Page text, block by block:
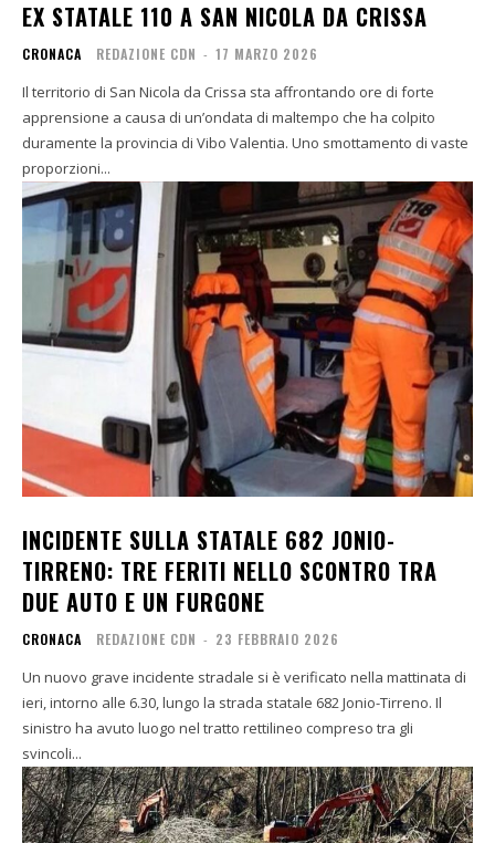
EX STATALE 110 A SAN NICOLA DA CRISSA
CRONACA REDAZIONE CDN - 17 MARZO 2026
Il territorio di San Nicola da Crissa sta affrontando ore di forte
apprensione a causa di un’ondata di maltempo che ha colpito
duramente la provincia di Vibo Valentia. Uno smottamento di vaste
proporzioni...
INCIDENTE SULLA STATALE 682 JONIO-
TIRRENO: TRE FERITI NELLO SCONTRO TRA
DUE AUTO E UN FURGONE
CRONACA REDAZIONE CDN - 23 FEBBRAIO 2026
Un nuovo grave incidente stradale si è verificato nella mattinata di
ieri, intorno alle 6.30, lungo la strada statale 682 Jonio-Tirreno. Il
sinistro ha avuto luogo nel tratto rettilineo compreso tra gli
svincoli...